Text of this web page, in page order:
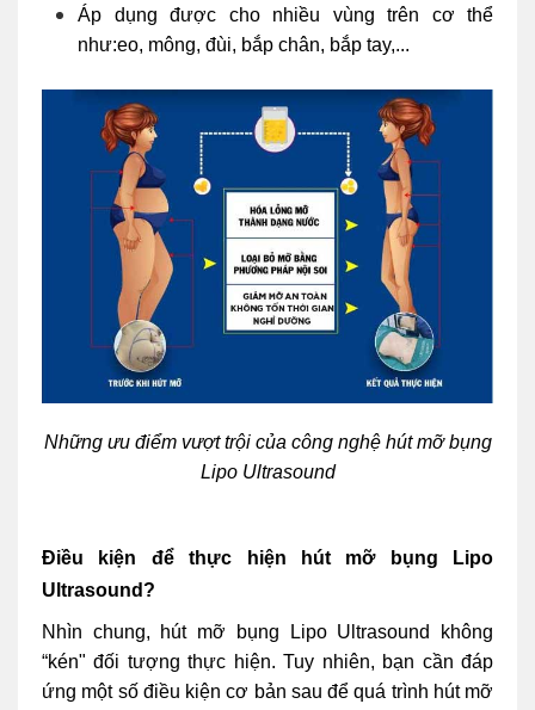
Áp dụng được cho nhiều vùng trên cơ thể
như:eo, mông, đùi, bắp chân, bắp tay,...
Những ưu điểm vượt trội của công nghệ hút mỡ bụng
Lipo Ultrasound
Điều kiện để thực hiện hút mỡ bụng Lipo
Ultrasound?
Nhìn chung, hút mỡ bụng Lipo Ultrasound không
“kén" đối tượng thực hiện. Tuy nhiên, bạn cần đáp
ứng một số điều kiện cơ bản sau để quá trình hút mỡ